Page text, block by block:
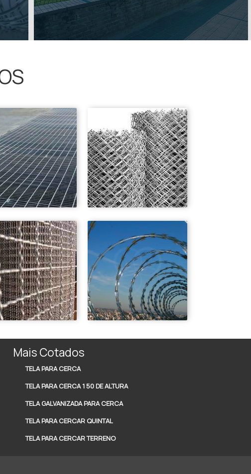
Mais Cotados
TELA PARA CERCA
TELA PARA CERCA 1 50 DE ALTURA
TELA GALVANIZADA PARA CERCA
TELA PARA CERCAR QUINTAL
TELA PARA CERCAR TERRENO